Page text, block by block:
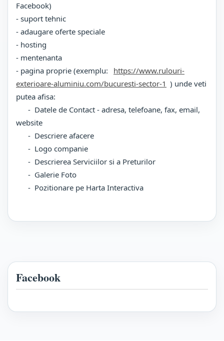
Facebook)
- suport tehnic
- adaugare oferte speciale
- hosting
- mentenanta
- pagina proprie (exemplu:
https://www.rulouri-
exterioare-aluminiu.com/bucuresti-sector-1 ) unde veti
putea afisa:
- Datele de Contact - adresa, telefoane, fax, email,
website
- Descriere afacere
- Logo companie
- Descrierea Serviciilor si a Preturilor
- Galerie Foto
- Pozitionare pe Harta Interactiva
Facebook